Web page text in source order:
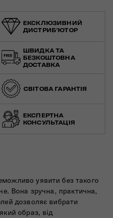
ЕКСКЛЮЗИВНИЙ
ДИСТРИБ'ЮТОР
ШВИДКА ТА
БЕЗКОШТОВНА
ДОСТАВКА
СВІТОВА ГАРАНТІЯ
ЕКСПЕРТНА
КОНСУЛЬТАЦІЯ
уявити без такого
Вона зручна, практична,
дозволяє вибрати
образ, від